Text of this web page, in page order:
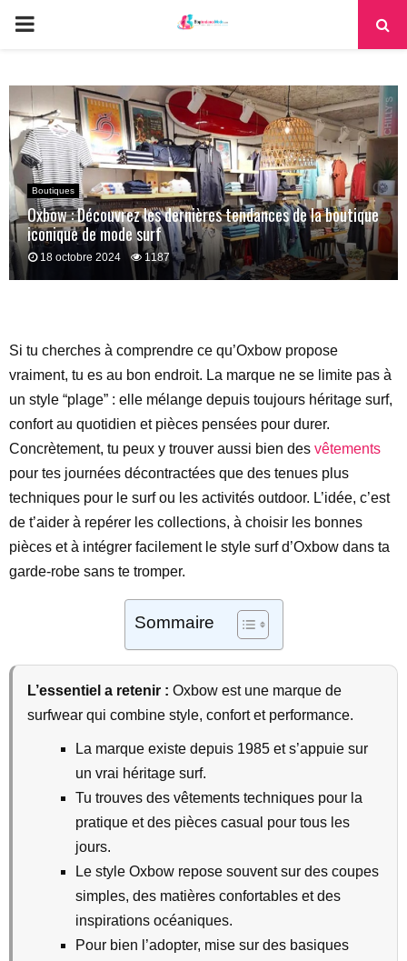
PRIMARY
Boutiques
Oxbow : Découvrez les dernières tendances de la boutique
iconique de mode surf
18 octobre 2024 1187
Si tu cherches à comprendre ce qu’Oxbow propose
vraiment, tu es au bon endroit. La marque ne se limite pas à
un style “plage” : elle mélange depuis toujours héritage surf,
confort au quotidien et pièces pensées pour durer.
Concrètement, tu peux y trouver aussi bien des vêtements
pour tes journées décontractées que des tenues plus
techniques pour le surf ou les activités outdoor. L’idée, c’est
de t’aider à repérer les collections, à choisir les bonnes
pièces et à intégrer facilement le style surf d’Oxbow dans ta
garde-robe sans te tromper.
Sommaire
L’essentiel a retenir : Oxbow est une marque de
surfwear qui combine style, confort et performance.
La marque existe depuis 1985 et s’appuie sur
un vrai héritage surf.
Tu trouves des vêtements techniques pour la
pratique et des pièces casual pour tous les
jours.
Le style Oxbow repose souvent sur des coupes
simples, des matières confortables et des
inspirations océaniques.
Pour bien l’adopter, mise sur des basiques